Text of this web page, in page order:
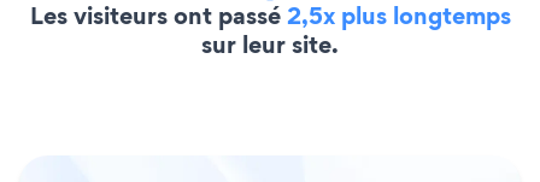
Les visiteurs ont passé2,5x plus longtemps
sur leur site.